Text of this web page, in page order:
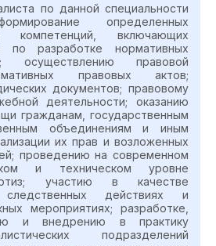
по данной специальности
определенных
компетенций, включающих
разработке нормативных
осуществлению правовой
правовых актов;
документов; правовому
деятельности; оказанию
гражданам, государственным
объединениям и иным
их прав и возложенных
проведению на современном
и техническом уровне
участию в качестве
действиях и
мероприятиях; разработке,
и внедрению в практику
подразделений